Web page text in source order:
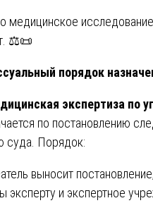
медицинское
⚖️📜
порядок
экспертиза по
по постановлению
суда. Порядок:
выносит
эксперту и экспертное